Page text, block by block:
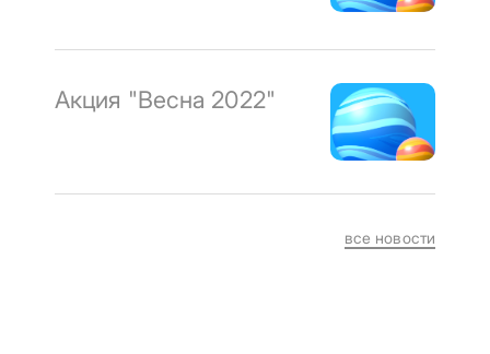
Акция "Весна 2022"
все новости